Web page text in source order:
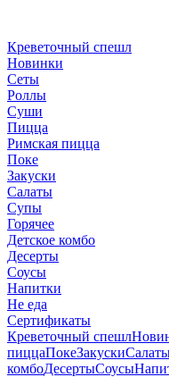
Креветочный спешл
Новинки
Сеты
Роллы
Суши
Пицца
Римская пицца
Поке
Закуски
Салаты
Супы
Горячее
Детское комбо
Десерты
Соусы
Напитки
Не еда
Сертификаты
Креветочный спешл
пиццаПокеЗакуски
комбоДесертыСоусы